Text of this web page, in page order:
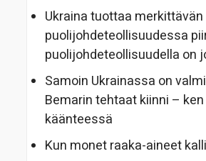
Ukraina tuottaa
puolijohdeteollisuudessa
puolijohdeteollisuudella on
Samoin Ukrainassa on
Bemarin tehtaat kiinni –
käänteessä
Kun monet raaka-aineet